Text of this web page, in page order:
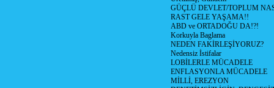
GÜÇLÜ DEVLET/TOPLUM
RAST GELE YAŞAMA!!
ABD ve ORTADOĞU DA!?!
Korkuyla Baglama
NEDEN FAKİRLEŞİYORUZ?
Nedensiz İstifalar
LOBİLERLE MÜCADELE
ENFLASYONLA MÜCADELE
MİLLİ, EREZYON